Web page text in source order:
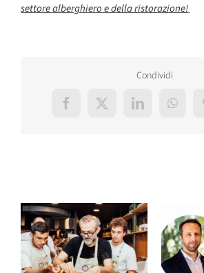
settore alberghiero e della ristorazione!
Condividi
Facebook
X LinkedIn